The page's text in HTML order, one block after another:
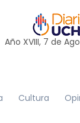
Año XVIII, 7 de
Cultura